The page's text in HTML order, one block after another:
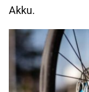
Akku.